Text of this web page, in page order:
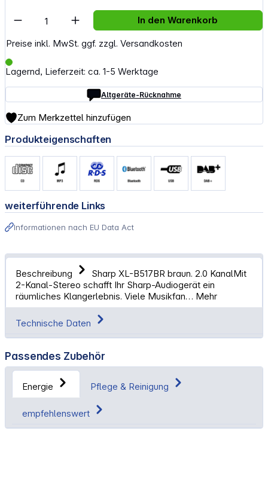
Preise inkl. MwSt. ggf. zzgl. Versandkosten
Lagernd, Lieferzeit: ca. 1-5 Werktage
Altgeräte-Rücknahme
Artikel Anzahl: Gib den gewünschten
In den Warenkorb
Zum Merkzettel hinzufügen
Produkteigenschaften
weiterführende Links
Informationen nach EU Data Act
Beschreibung
Sharp XL-B517BR braun. 2.0 KanalMit
2-Kanal-Stereo schafft Ihr Sharp-Audiogerät ein
räumliches Klangerlebnis. Viele Musikfan… Mehr
Technische Daten
Passendes Zubehör
Energie Pflege & Reinigung
empfehlenswert